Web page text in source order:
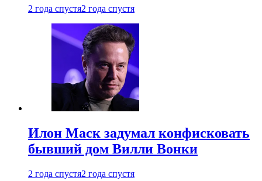
2 года спустя2 года спустя
Илон Маск задумал конфисковать
бывший дом Вилли Вонки
2 года спустя2 года спустя